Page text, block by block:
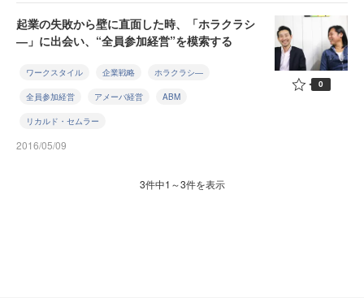
起業の失敗から壁に直面した時、「ホラクラシ
―」に出会い、“全員参加経営”を模索する
ワークスタイル 企業戦略 ホラクラシ―
全員参加経営 アメーバ経営 ABM
リカルド・セムラー
2016/05/09
0
3件中1～3件を表示